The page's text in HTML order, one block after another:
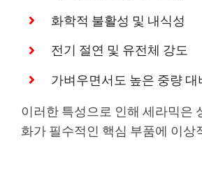
화학적 불활성 및 내식성
전기 절연 및 유전체 강도
가벼우면서도 높은 중량 대
이러한 특성으로 인해 세라믹은
화가 필수적인 핵심 부품에 이상